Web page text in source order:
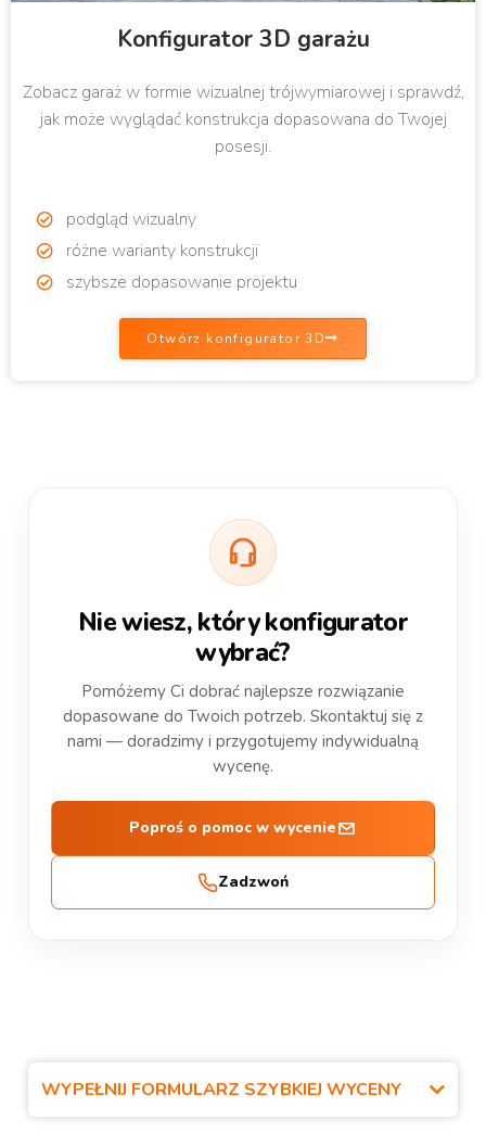
Konfigurator 3D garażu
Zobacz garaż w formie wizualnej trójwymiarowej i sprawdź,
jak może wyglądać konstrukcja dopasowana do Twojej
posesji.
podgląd wizualny
różne warianty konstrukcji
szybsze dopasowanie projektu
Otwórz konfigurator 3D
Nie wiesz, który konfigurator
wybrać?
Pomóżemy Ci dobrać najlepsze rozwiązanie
dopasowane do Twoich potrzeb. Skontaktuj się z
nami — doradzimy i przygotujemy indywidualną
wycenę.
Poproś o pomoc w wycenie
Zadzwoń
WYPEŁNIJ FORMULARZ SZYBKIEJ WYCENY